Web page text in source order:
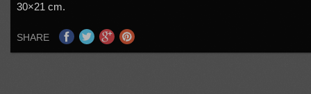
30×21 cm.
SHARE